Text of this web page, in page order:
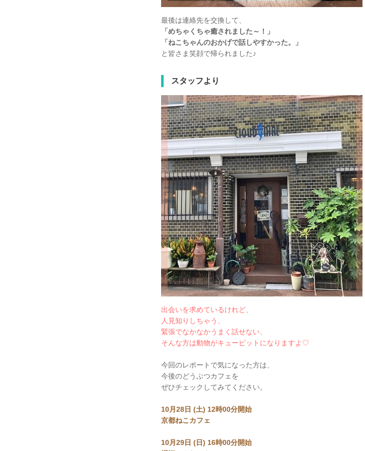
最後は連絡先を交換して、
「めちゃくちゃ癒されました～！」
「ねこちゃんのおかげで話しやすかった。」
と皆さま笑顔で帰られました♪
スタッフより
出会いを求めているけれど、
人見知りしちゃう、
緊張でなかなかうまく話せない、
そんな方は動物がキューピットになりますよ♡
今回のレポートで気になった方は、
今後のどうぶつカフェを
ぜひチェックしてみてください。
10月28日 (土) 12時00分開始
京都ねこカフェ
10月29日 (日) 16時00分開始